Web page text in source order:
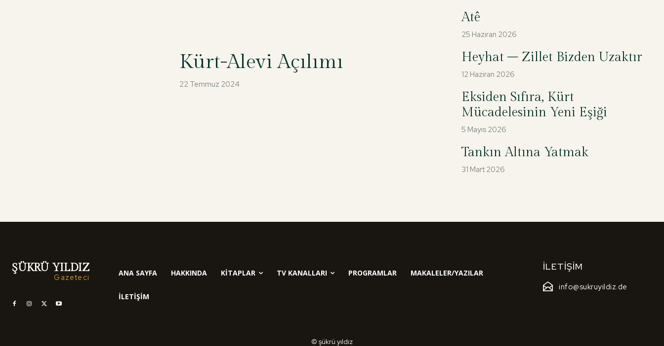
Kürt-Alevi Açılımı
22 Temmuz 2024
Atê
25 Haziran 2026
Heyhat – Zillet Bizden Uzaktır
12 Haziran 2026
Eksiden Sıfıra, Kürt
Mücadelesinin Yeni Eşiği
5 Mayıs 2026
Tankın Altına Yatmak
31 Mart 2026
ŞÜKRÜ YILDIZ
Gazeteci ANA SAYFA HAKKINDA KITAPLAR TV KANALLARI PROGRAMLAR MAKALELER/YAZILAR
İLETIŞIM
İLETIŞIM
info@sukruyildiz.de
© şükrü yıldız